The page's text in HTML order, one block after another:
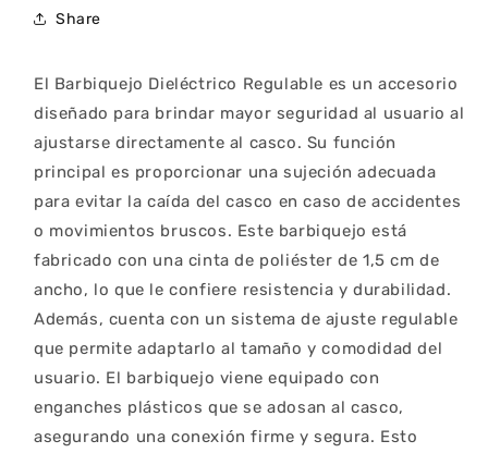
Share
El Barbiquejo Dieléctrico Regulable es un accesorio
diseñado para brindar mayor seguridad al usuario al
ajustarse directamente al casco. Su función
principal es proporcionar una sujeción adecuada
para evitar la caída del casco en caso de accidentes
o movimientos bruscos. Este barbiquejo está
fabricado con una cinta de poliéster de 1,5 cm de
ancho, lo que le confiere resistencia y durabilidad.
Además, cuenta con un sistema de ajuste regulable
que permite adaptarlo al tamaño y comodidad del
usuario. El barbiquejo viene equipado con
enganches plásticos que se adosan al casco,
asegurando una conexión firme y segura. Esto